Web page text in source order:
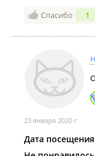
Спасибо 1
23 января 2020 г.
Дата